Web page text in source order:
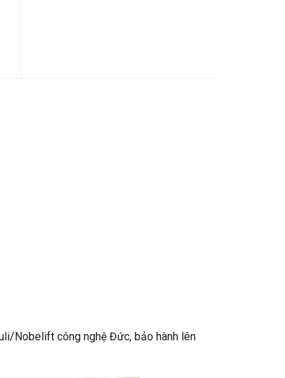
Nobelift công nghệ Đức, bảo hành lên